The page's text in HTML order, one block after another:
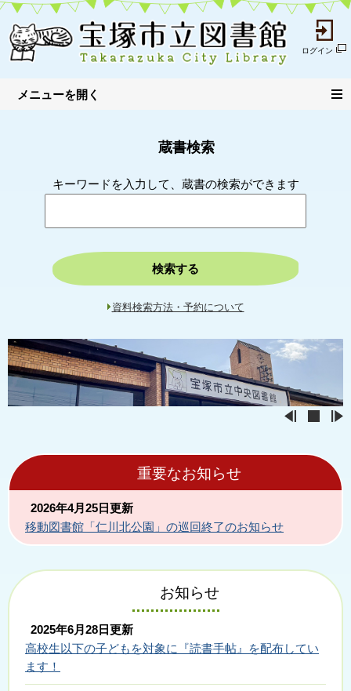
ログイン
蔵書検索
キーワードを入力して、蔵書の検索ができます
検索する
資料検索方法・予約について
重要なお知らせ
2026年4月25日更新
移動図書館「仁川北公園」の巡回終了のお知らせ
お知らせ
2025年6月28日更新
高校生以下の子どもを対象に『読書手帖』を配布してい
ます！